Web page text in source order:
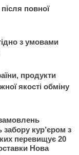
повної
з умовами
продукти
якості обміну
кур’єром з
перевищує 20
Нова